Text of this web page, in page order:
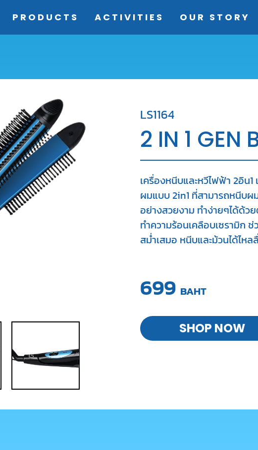
PRODUCTS (current)
ACTIVITIES OUR STORY
LS1164
2 IN 1 GEN
เครื่องหนีบและหวีไฟฟ้า 2อิน
ผมแบบ 2in1 ที่สามารถหนีบผ
อย่างสวยงาม ทำง่ายๆได้ด้ว
ทำความร้อนเคลือบเซรามิก ช่
สม่ำเสมอ หนีบและม้วนได้ไหล
699 BAHT
SHOP NOW